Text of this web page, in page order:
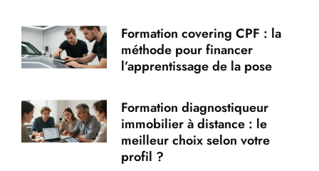
Formation covering CPF : la
méthode pour financer
l’apprentissage de la pose
Formation diagnostiqueur
immobilier à distance : le
meilleur choix selon votre
profil ?